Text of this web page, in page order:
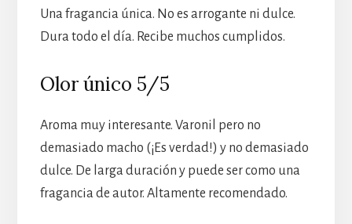
Una fragancia única. No es arrogante ni dulce.
Dura todo el día. Recibe muchos cumplidos.
Olor único 5/5
Aroma muy interesante. Varonil pero no
demasiado macho (¡Es verdad!) y no demasiado
dulce. De larga duración y puede ser como una
fragancia de autor. Altamente recomendado.